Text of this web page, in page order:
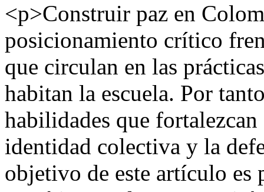
<p>Construir paz en
posicionamiento crítico
que circulan en las
habitan la escuela. Por
habilidades que
identidad colectiva y la
objetivo de este artículo es